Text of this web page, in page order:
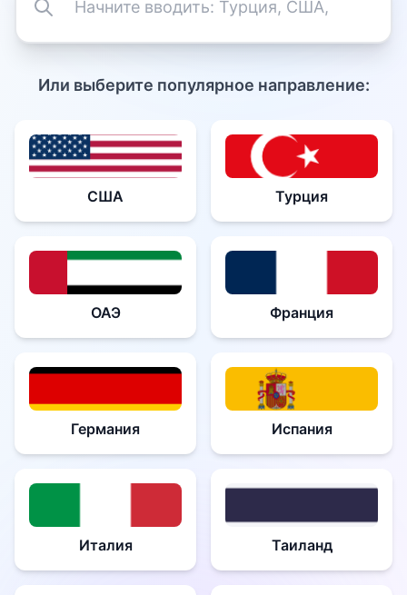
Или выберите популярное направление:
США Турция
ОАЭ Франция
Германия Испания
Италия Таиланд